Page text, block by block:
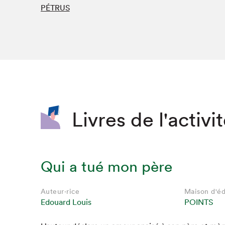
SLM 2020
PÉTRUS
Livres de
Qui a tué mon père
Auteur·rice
Edouard Louis
Maison
POINTS